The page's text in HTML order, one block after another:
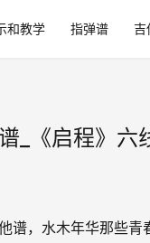
和教学 指弹谱 吉
_《启程》六
谱，水木年华那些